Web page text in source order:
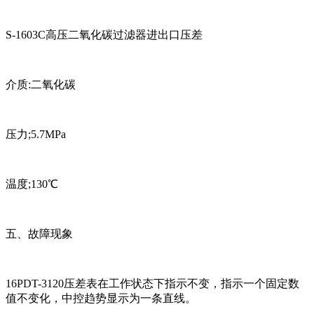
S-1603C高压二氧化碳过滤器进出口压差
介质:二氧化碳
压力;5.7MPa
温度;130℃
五、故障现象
16PDT-3120压差表在工作状态下指示不变，指示一个固定数
值不变化，中控趋势显示为一条直线。